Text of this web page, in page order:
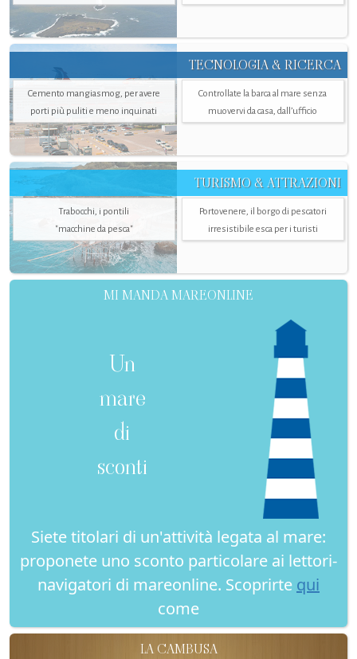
TECNOLOGIA & RICERCA
Cemento mangiasmog, per avere
porti più puliti e meno inquinati
Controllate la barca al mare senza
muovervi da casa, dall’ufficio
TURISMO & ATTRAZIONI
Trabocchi, i pontili
"macchine da pesca"
Portovenere, il borgo di pescatori
irresistibile esca per i turisti
MI MANDA MAREONLINE
Un
mare
di
sconti
Siete titolari di un'attività legata al mare:
proponete uno sconto particolare ai lettori-
navigatori di mareonline. Scoprirte qui
come
LA CAMBUSA